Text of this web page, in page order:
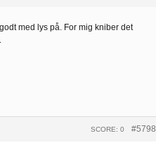
med lys på. For mig kniber det
#5798
SCORE: 0